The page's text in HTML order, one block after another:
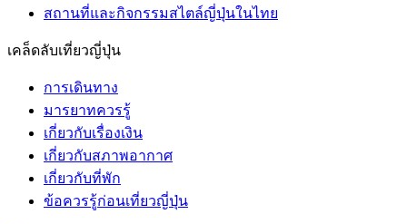
สถานที่และกิจกรรมสไตล์ญี่ปุ่นในไทย
เคล็ดลับเที่ยวญี่ปุ่น
การเดินทาง
มารยาทควรรู้
เกี่ยวกับเรื่องเงิน
เกี่ยวกับสภาพอากาศ
เกี่ยวกับที่พัก
ข้อควรรู้ก่อนเที่ยวญี่ปุ่น